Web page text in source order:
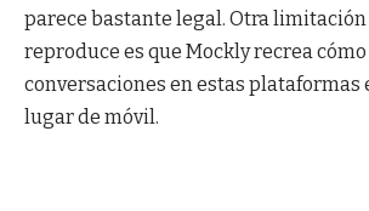
parece bastante legal. Otra
reproduce es que Mockly recrea cómo
conversaciones en estas plataformas
lugar de móvil.